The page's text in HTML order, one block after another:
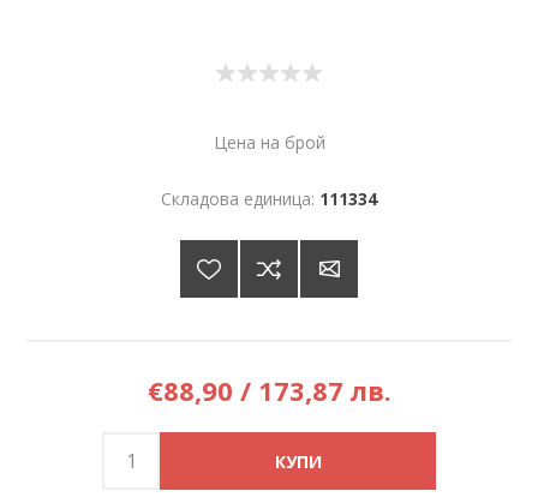
Цена на брой
Складова единица: 111334
€88,90 / 173,87 лв.